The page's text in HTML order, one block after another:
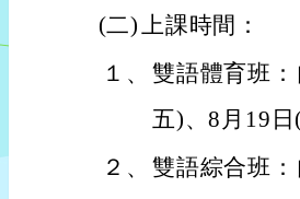
(二)上課時間：
１、 雙語體育班
五)、8月19
２、 雙語綜合班